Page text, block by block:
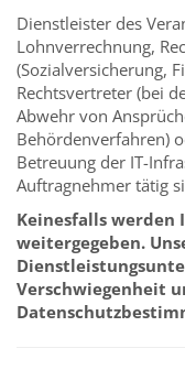
Dienstleister des
Lohnverrechnung,
(Sozialversicherung,
Rechtsvertreter (bei
Abwehr von
Behördenverfahren)
Betreuung der IT-
Auftragnehmer tätig
Keinesfalls werden
weitergegeben.
Verschwiegenheit